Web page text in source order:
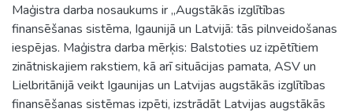
Maģistra darba nosaukums ir „Augstākās izglītības
finansēšanas sistēma, Igaunijā un Latvijā: tās pilnveidošanas
iespējas. Maģistra darba mērķis: Balstoties uz izpētītiem
zinātniskajiem rakstiem, kā arī situācijas pamata, ASV un
Lielbritānijā veikt Igaunijas un Latvijas augstākās izglītības
finansēšanas sistēmas izpēti, izstrādāt Latvijas augstākās